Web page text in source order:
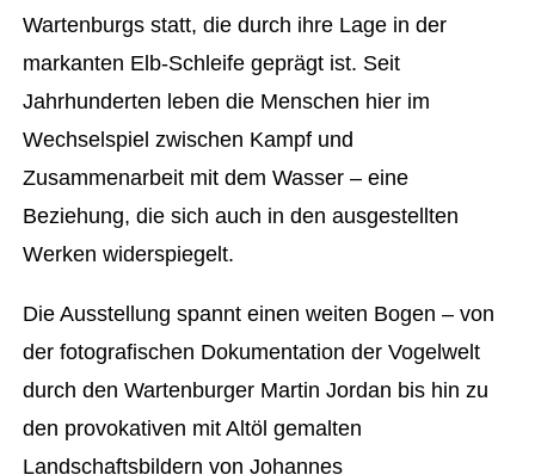
Wartenburgs statt, die durch ihre Lage in der
markanten Elb-Schleife geprägt ist. Seit
Jahrhunderten leben die Menschen hier im
Wechselspiel zwischen Kampf und
Zusammenarbeit mit dem Wasser – eine
Beziehung, die sich auch in den ausgestellten
Werken widerspiegelt.
Die Ausstellung spannt einen weiten Bogen – von
der fotografischen Dokumentation der Vogelwelt
durch den Wartenburger Martin Jordan bis hin zu
den provokativen mit Altöl gemalten
Landschaftsbildern von Johannes